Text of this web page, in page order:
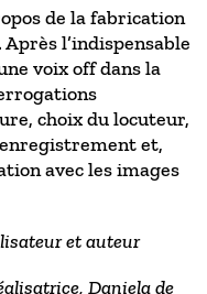
de la fabrication
l’indispensable
voix off dans la
choix du locuteur,
et,
avec les images
et auteur
Daniela de